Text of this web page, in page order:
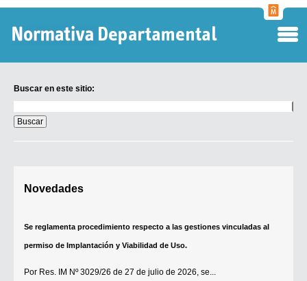
Buscar en este sitio:
en
este
sitio:
Novedades
Se reglamenta procedimiento respecto a las gestiones vinculadas al
permiso de Implantación y Viabilidad de Uso.
Por Res. IM Nº 3029/26 de 27 de julio de 2026, se...